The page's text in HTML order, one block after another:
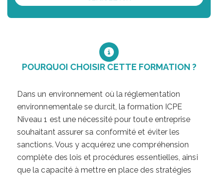
POURQUOI CHOISIR CETTE FORMATION ?
Dans un environnement où la réglementation
environnementale se durcit, la formation ICPE
Niveau 1 est une nécessité pour toute entreprise
souhaitant assurer sa conformité et éviter les
sanctions. Vous y acquérez une compréhension
complète des lois et procédures essentielles, ainsi
que la capacité à mettre en place des stratégies